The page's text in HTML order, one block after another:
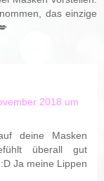
das einzige
2018 um
deine Masken
überall gut
Ja meine Lippen